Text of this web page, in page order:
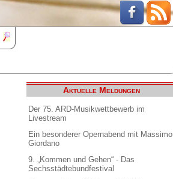
Aktuelle Meldungen
Der 75. ARD-Musikwettbewerb im
Livestream
Ein besonderer Opernabend mit Massimo
Giordano
9. „Kommen und Gehen“ - Das
Sechsstädtebundfestival